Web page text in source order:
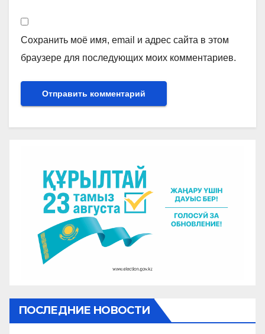
Сохранить моё имя, email и адрес сайта в этом
браузере для последующих моих комментариев.
ПОСЛЕДНИЕ НОВОСТИ